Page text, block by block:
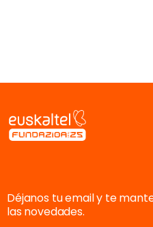
Déjanos tu email y te
las novedades.